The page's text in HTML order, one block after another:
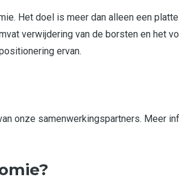
Het doel is meer dan alleen een
verwijdering van de borsten en het
ervan.
onze samenwerkingspartners. Meer